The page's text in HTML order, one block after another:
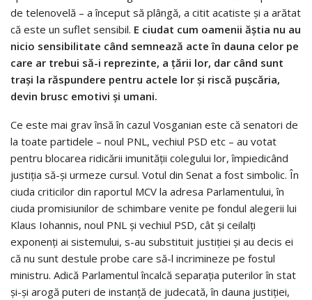
de telenovelă – a început să plângă, a citit acatiste şi a arătat
că este un suflet sensibil. E ciudat cum oamenii ăştia nu au
nicio sensibilitate când semnează acte în dauna celor pe
care ar trebui să-i reprezinte, a ţării lor, dar când sunt
traşi la răspundere pentru actele lor şi riscă puşcăria,
devin brusc emotivi şi umani.
Ce este mai grav însă în cazul Vosganian este că senatori de
la toate partidele – noul PNL, vechiul PSD etc – au votat
pentru blocarea ridicării imunităţii colegului lor, împiedicând
justiţia să-şi urmeze cursul. Votul din Senat a fost simbolic. În
ciuda criticilor din raportul MCV la adresa Parlamentului, în
ciuda promisiunilor de schimbare venite pe fondul alegerii lui
Klaus Iohannis, noul PNL şi vechiul PSD, cât şi ceilalţi
exponenţi ai sistemului, s-au substituit justiţiei şi au decis ei
că nu sunt destule probe care să-l incrimineze pe fostul
ministru. Adică Parlamentul încalcă separaţia puterilor în stat
şi-şi arogă puteri de instanţă de judecată, în dauna justiţiei,